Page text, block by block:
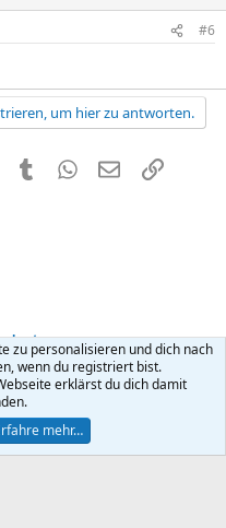
#6
um hier zu antworten.
PinterestTumblr WhatsApp
E-MailLink
Hilfe
R
XenForo Ltd.
zu personalisieren und dich nach
wenn du registriert bist.
erklärst du dich damit
mehr…